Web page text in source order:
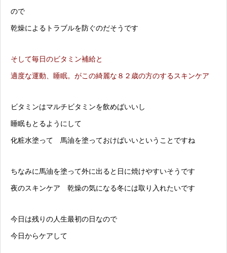
ので
乾燥によるトラブルを防ぐのだそうです
そして毎日のビタミン補給と
適度な運動、睡眠。がこの綺麗な８２歳の方のするスキンケア
ビタミンはマルチビタミンを飲めばいいし
睡眠もとるようにして
化粧水塗って 馬油を塗っておけばいいということですね
ちなみに馬油を塗って外に出ると日に焼けやすいそうです
夜のスキンケア 乾燥の気になる冬には取り入れたいです
今日は残りの人生最初の日なので
今日からケアして